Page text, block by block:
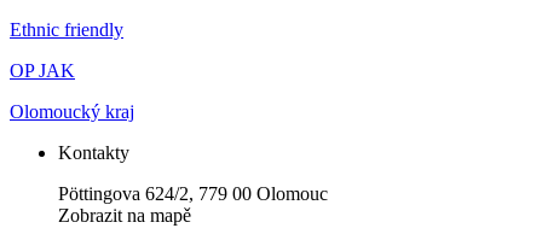
Ethnic friendly
OP JAK
Olomoucký kraj
Kontakty
Pöttingova 624/2, 779 00 Olomouc
Zobrazit na mapě